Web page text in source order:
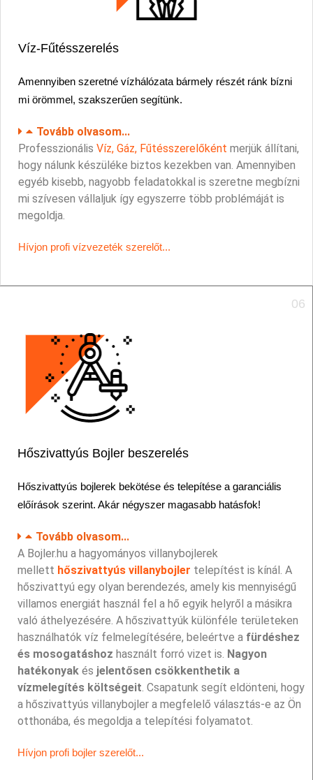
Víz-Fűtésszerelés
Amennyiben szeretné vízhálózata bármely részét ránk bízni
mi örömmel, szakszerűen segítünk.
Tovább olvasom...
Professzionális Víz, Gáz, Fűtésszerelőként merjük állítani,
hogy nálunk készüléke biztos kezekben van. Amennyiben
egyéb kisebb, nagyobb feladatokkal is szeretne megbízni
mi szívesen vállaljuk így egyszerre több problémáját is
megoldja.
Hívjon profi vízvezeték szerelőt...
06
Hőszivattyús Bojler beszerelés
Hőszivattyús bojlerek bekötése és telepítése a garanciális
előírások szerint. Akár négyszer magasabb hatásfok!
Tovább olvasom...
A Bojler.hu a hagyományos villanybojlerek
mellett hőszivattyús villanybojler telepítést is kínál. A
hőszivattyú egy olyan berendezés, amely kis mennyiségű
villamos energiát használ fel a hő egyik helyről a másikra
való áthelyezésére. A hőszivattyúk különféle területeken
használhatók víz felmelegítésére, beleértve a fürdéshez
és mosogatáshoz használt forró vizet is. Nagyon
hatékonyak és jelentősen csökkenthetik a
vízmelegítés költségeit. Csapatunk segít eldönteni, hogy
a hőszivattyús villanybojler a megfelelő választás-e az Ön
otthonába, és megoldja a telepítési folyamatot.
Hívjon profi bojler szerelőt...